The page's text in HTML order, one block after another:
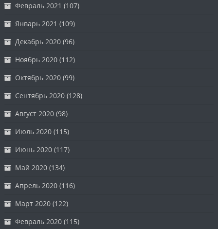
Февраль 2021 (107)
Январь 2021 (109)
Декабрь 2020 (96)
Ноябрь 2020 (112)
Октябрь 2020 (99)
Сентябрь 2020 (128)
Август 2020 (98)
Июль 2020 (115)
Июнь 2020 (117)
Май 2020 (134)
Апрель 2020 (116)
Март 2020 (122)
Февраль 2020 (115)